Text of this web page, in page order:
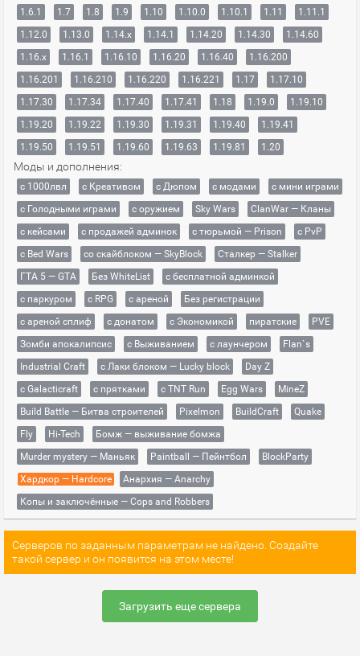
1.6.1
1.7 1.8 1.9 1.10 1.10.0 1.10.1 1.11
1.11.1
1.12.0
1.13.0 1.14.x 1.14.1 1.14.20 1.14.30
1.14.60
1.16.x
1.16.1 1.16.10 1.16.20 1.16.40
1.16.200
1.16.201
1.16.210 1.16.220 1.16.221 1.17
1.17.10
1.17.30
1.17.34 1.17.40 1.17.41 1.18 1.19.0
1.19.10
1.19.20
1.19.22 1.19.30 1.19.31 1.19.40
1.19.41
1.19.50
1.19.51 1.19.60 1.19.63 1.19.81 1.20
Моды и дополнения:
с 1000лвл c Креативом с Дюпом с модами
с мини играми
с Голодными играми
с оружием Sky Wars
ClanWar — Кланы
с кейсами
с продажей админок с тюрьмой — Prison
с PvP
с Bed Wars
со скайблоком — SkyBlock
Сталкер — Stalker
ГТА 5 — GTA
Без WhiteList
с бесплатной админкой
с паркуром
с RPG с ареной
Без регистрации
с ареной сплиф
с донатом с Экономикой пиратские
PVE
Зомби апокалипсис
с Выживанием с лаунчером
Flan`s
Industrial Craft
с Лаки блоком — Lucky block
Day Z
с Galacticraft
с прятками с TNT Run Egg Wars
MineZ
Build Battle — Битва строителей
Pixelmon BuildCraft
Quake
Fly
Hi-Tech
Бомж — выживание бомжа
Murder mystery — Маньяк
Paintball — Пейнтбол
BlockParty
Хардкор — Hardcore
Анархия — Anarchy
Копы и заключённые — Cops and Robbers
Серверов по заданным параметрам не найдено. Создайте
такой сервер и он появится на этом месте!
Загрузить еще сервера